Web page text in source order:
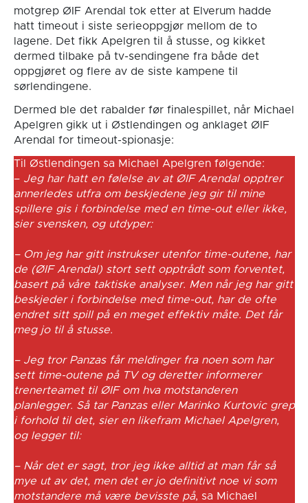
motgrep ØIF Arendal tok etter at Elverum hadde
hatt timeout i siste serieoppgjør mellom de to
lagene. Det fikk Apelgren til å stusse, og kikket
dermed tilbake på tv-sendingene fra både det
oppgjøret og flere av de siste kampene til
sørlendingene.
Dermed ble det rabalder før finalespillet, når Michael
Apelgren gikk ut i Østlendingen og anklaget ØIF
Arendal for timeout-spionasje:
Til Østlendingen sa Michael Apelgren følgende:
– Jeg har hatt en følelse av at ØIF Arendal opptrer
annerledes utfra om beskjedene jeg gir til mine
spillere gis i forbindelse med en time-out eller ikke,
sier svensken, og utdyper:
– Om jeg har gitt instrukser utenfor time-outene, har
de (ØIF Arendal) stort sett opptrådt som forventet,
basert på våre taktiske analyser. Men når jeg har gitt
beskjeder i forbindelse med time-out, har de ofte
endret sitt spill på en meget effektiv måte. Det får
meg jo til å stusse.
– Jeg tror Panzas får meldinger fra noen som har
sett time-outene på TV og deretter informerer
trenerteamet til ØIF om hva motstanderen
planlegger. Så tar Panzas eller Marinko Kurtovic grep
i forhold til det, sier en likefram Michael Apelgren,
og legger til:
– Når det er sagt, tror jeg ikke alltid at man får så
mye ut av det, men det er jo definitivt noe vi som
motstandere må være bevisste på, sa Michael